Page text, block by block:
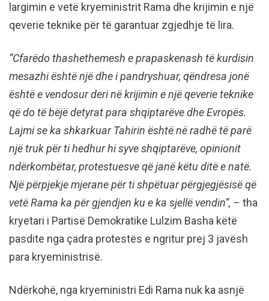
largimin e vetë kryeministrit Rama dhe krijimin e një
qeverie teknike për të garantuar zgjedhje të lira.
“Cfarëdo thashethemesh e prapaskenash të kurdisin
mesazhi është një dhe i pandryshuar, qëndresa jonë
është e vendosur deri në krijimin e një qeverie teknike
që do të bëjë detyrat para shqiptarëve dhe Evropës.
Lajmi se ka shkarkuar Tahirin është në radhë të parë
një truk për ti hedhur hi syve shqiptarëve, opinionit
ndërkombëtar, protestuesve që janë këtu ditë e natë.
Një përpjekje mjerane për ti shpëtuar përgjegjësisë që
vetë Rama ka për gjendjen ku e ka sjellë vendin”, – tha
kryetari i Partisë Demokratike Lulzim Basha këtë
pasdite nga çadra protestës e ngritur prej 3 javësh
para kryeministrisë.
Ndërkohë, nga kryeministri Edi Rama nuk ka asnjë